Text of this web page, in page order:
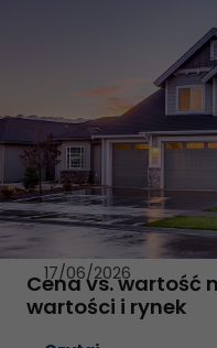
17/06/2026
Cena vs. wartość
wartości i rynek